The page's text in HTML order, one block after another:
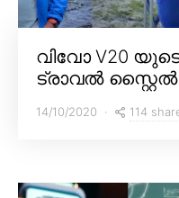
വിവോ V20 യുടെ
ട്രാവൽ സ്റ്റൈൽ
14/10/2020 114